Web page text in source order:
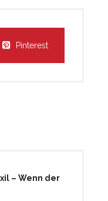
Pinterest
– Wenn der